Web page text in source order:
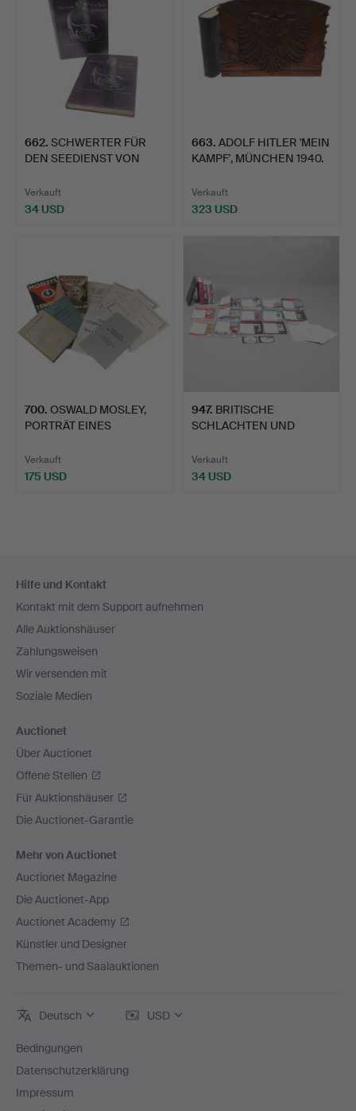
662. SCHWERTER FÜR
DEN SEEDIENST VON
Verkauft
34 USD
663. ADOLF HITLER 'MEIN
KAMPF', MÜNCHEN 1940.
Verkauft
323 USD
700. OSWALD MOSLEY,
PORTRÄT EINES
Verkauft
175 USD
947. BRITISCHE
SCHLACHTEN UND
Verkauft
34 USD
Navigation
Hilfe und Kontakt
Kontakt mit dem Support aufnehmen
Alle Auktionshäuser
Zahlungsweisen
Wir versenden mit
Soziale Medien
Auctionet
Über Auctionet
Offene Stellen
Für Auktionshäuser
Die Auctionet-Garantie
Mehr von Auctionet
Auctionet Magazine
Die Auctionet-App
Auctionet Academy
Künstler und Designer
Themen- und Saalauktionen
Deutsch USD
Bedingungen
Datenschutzerklärung
Impressum